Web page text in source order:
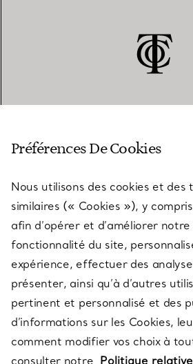
SERVICES
À PROPOS
QUESTIONS LÉGALES
SUIVEZ-NOUS
Préférences De Cookies
Nous utilisons des cookies et des
similaires (« Cookies »), y
afin d’opérer et d’améliorer
fonctionnalité du site,
expérience, effectuer des
présenter, ainsi qu’à d’autres
pertinent et personnalisé et des
d’informations sur les Cookies,
comment modifier vos choix à
consulter notre Politique